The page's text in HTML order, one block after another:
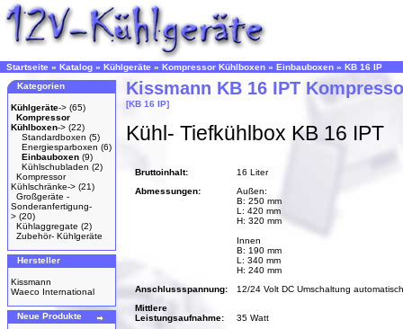
Startseite » Katalog » Kühlgeräte » Kompressor Kühlboxen » Einbauboxen » KB 16 IP
Kategorien
Kühlgeräte-> (65)
Kompressor
Kühlboxen-> (22)
Standardboxen (5)
Energiesparboxen (6)
Einbauboxen (9)
Kühlschubladen (2)
Kompressor
Kühlschränke-> (21)
Großgeräte -
Sonderanfertigung-
> (20)
Kühlaggregate (2)
Zubehör- Kühlgeräte
Hersteller
Kissmann
Waeco International
Neue Produkte
Kissmann KB 16 IPT
[KB 16 IP]
Kühl- Tiefkühlbox KB 16 IPT
Bruttoinhalt:
16 Liter
Abmessungen:
Außen:
B: 250 mm
L: 420 mm
H: 320 mm
Innen
B: 190 mm
L: 340 mm
H: 240 mm
Anschlussspannung:
12/24 Volt DC Umschaltung automatisch
Mittlere
Leistungsaufnahme:
35 Watt